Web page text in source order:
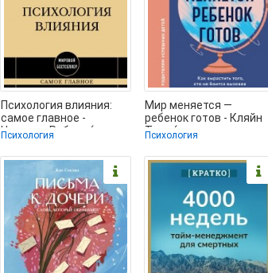
Психология влияния:
самое главное -
Чалдини Роберт (мир
Психология
Мир меняется —
ребенок готов - Кляйн
Това (читать книги
Психология